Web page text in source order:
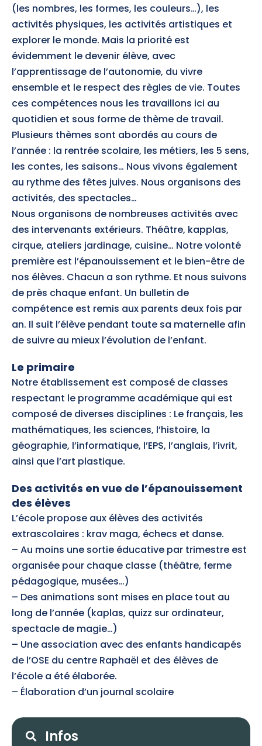
(les nombres, les formes, les couleurs…), les
activités physiques, les activités artistiques et
explorer le monde. Mais la priorité est
évidemment le devenir élève, avec
l’apprentissage de l’autonomie, du vivre
ensemble et le respect des règles de vie. Toutes
ces compétences nous les travaillons ici au
quotidien et sous forme de thème de travail.
Plusieurs thèmes sont abordés au cours de
l’année : la rentrée scolaire, les métiers, les 5 sens,
les contes, les saisons… Nous vivons également
au rythme des fêtes juives. Nous organisons des
activités, des spectacles…
Nous organisons de nombreuses activités avec
des intervenants extérieurs. Théâtre, kapplas,
cirque, ateliers jardinage, cuisine… Notre volonté
première est l’épanouissement et le bien-être de
nos élèves. Chacun a son rythme. Et nous suivons
de près chaque enfant. Un bulletin de
compétence est remis aux parents deux fois par
an. Il suit l’élève pendant toute sa maternelle afin
de suivre au mieux l’évolution de l’enfant.
Le primaire
Notre établissement est composé de classes
respectant le programme académique qui est
composé de diverses disciplines : Le français, les
mathématiques, les sciences, l’histoire, la
géographie, l’informatique, l’EPS, l’anglais, l’ivrit,
ainsi que l’art plastique.
Des activités en vue de l’épanouissement
des élèves
L’école propose aux élèves des activités
extrascolaires : krav maga, échecs et danse.
– Au moins une sortie éducative par trimestre est
organisée pour chaque classe (théâtre, ferme
pédagogique, musées…)
– Des animations sont mises en place tout au
long de l’année (kaplas, quizz sur ordinateur,
spectacle de magie…)
– Une association avec des enfants handicapés
de l’OSE du centre Raphaël et des élèves de
l’école a été élaborée.
– Élaboration d’un journal scolaire
Search
Search